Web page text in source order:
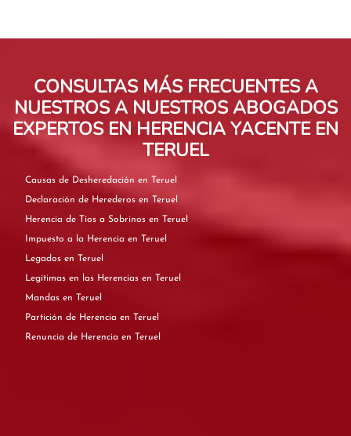
CONSULTAS MÁS FRECUENTES A
NUESTROS A NUESTROS ABOGADOS
EXPERTOS EN HERENCIA YACENTE EN
TERUEL
Causas de Desheredación en Teruel
Declaración de Herederos en Teruel
Herencia de Tíos a Sobrinos en Teruel
Impuesto a la Herencia en Teruel
Legados en Teruel
Legítimas en las Herencias en Teruel
Mandas en Teruel
Partición de Herencia en Teruel
Renuncia de Herencia en Teruel